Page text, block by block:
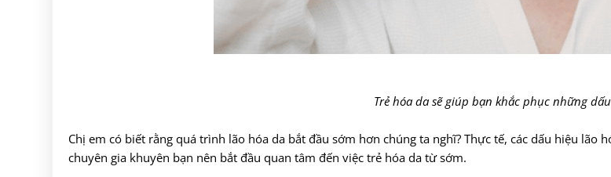
Trẻ hóa da sẽ giúp bạn khắc phục những
Chị em có biết rằng quá trình lão hóa da bắt đầu sớm hơn chúng ta nghĩ? Thực tế, các dấu hiệu
chuyên gia khuyên bạn nên bắt đầu quan tâm đến việc trẻ hóa da từ sớm.